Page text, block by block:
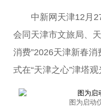
中新网天津12月27
会同天津市文旅局、
消费”2026天津新春
式在“天津之心”津塔观
图为启动